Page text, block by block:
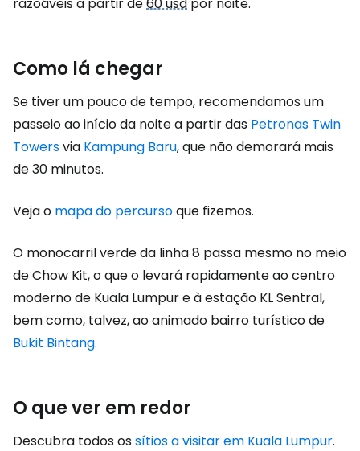
Como lá chegar
Se tiver um pouco de tempo, recomendamos um
passeio ao início da noite a partir das Petronas Twin
Towersvia Kampung Baru, que não demorará mais
de 30 minutos.
Veja o mapa do percursoque fizemos.
O monocarril verde da linha 8 passa mesmo no meio
de Chow Kit, o que o levará rapidamente ao centro
moderno de Kuala Lumpur e à estação KL Sentral,
bem como, talvez, ao animado bairro turístico de
Bukit Bintang.
O que ver em redor
Descubra todos ossítios a visitar em Kuala Lumpur.